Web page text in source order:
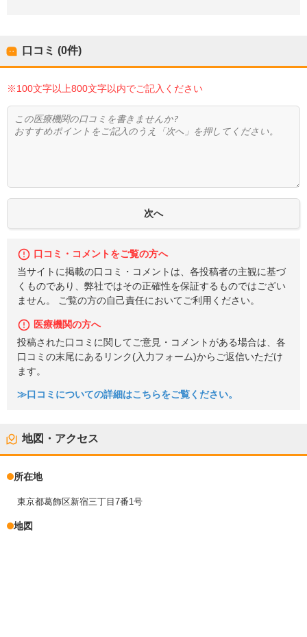
口コミ (0件)
※100文字以上800文字以内でご記入ください
口コミ・コメントをご覧の方へ
当サイトに掲載の口コミ・コメントは、各投稿者の主観に基づ
くものであり、弊社ではその正確性を保証するものではござい
ません。 ご覧の方の自己責任においてご利用ください。
医療機関の方へ
投稿された口コミに関してご意見・コメントがある場合は、各
口コミの末尾にあるリンク(入力フォーム)からご返信いただけ
ます。
≫口コミについての詳細はこちらをご覧ください。
地図・アクセス
所在地
東京都葛飾区新宿三丁目7番1号
地図